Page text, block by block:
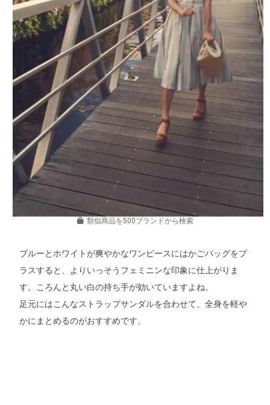
類似商品を500ブランドから検索
ブルーとホワイトが爽やかなワンピースにはかごバッグをプ
ラスすると、よりいっそうフェミニンな印象に仕上がりま
す。ころんと丸い白の持ち手が効いていますよね。
足元にはこんなストラップサンダルを合わせて、全身を軽や
かにまとめるのがおすすめです。